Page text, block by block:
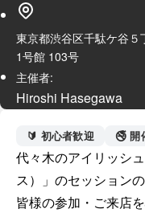
東京都渋谷区千駄ケ谷５
1号館 103号
主催者:
Hiroshi Hasegawa
🔰 初心者歓迎 🚭 開
代々木のアイリッシ
ス）」のセッション
皆様の参加・ご来店